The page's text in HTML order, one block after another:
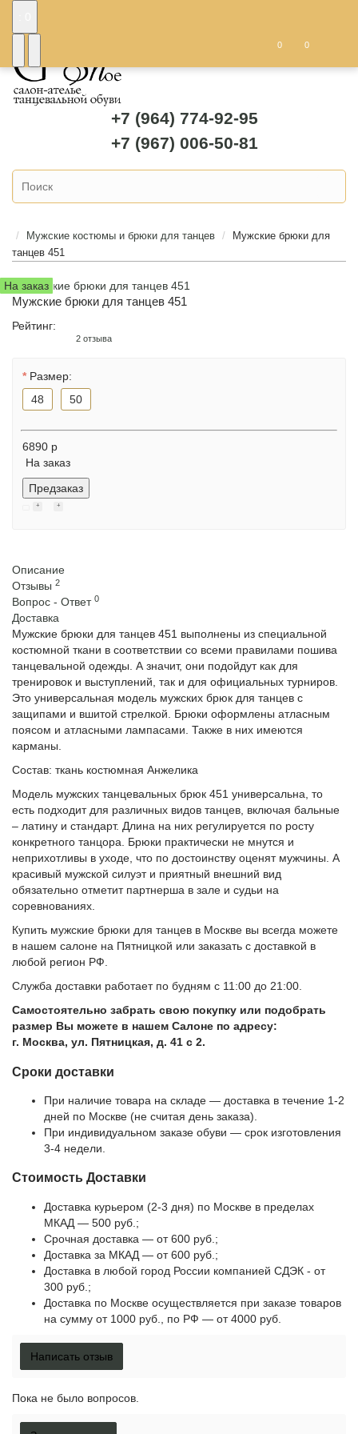
0 0
+7 (964) 774-92-95
+7 (967) 006-50-81
Мужские костюмы и брюки для танцев
Мужские брюки для
танцев 451
На заказ
Мужские брюки для танцев 451
Рейтинг:
2 отзыва
Размер:
48
50
6890 р
На заказ
Предзаказ
Описание
Отзывы 2
Вопрос - Ответ 0
Доставка
Мужские брюки для танцев 451 выполнены из специальной
костюмной ткани в соответствии со всеми правилами пошива
танцевальной одежды. А значит, они подойдут как для
тренировок и выступлений, так и для официальных турниров.
Это универсальная модель мужских брюк для танцев с
защипами и вшитой стрелкой. Брюки оформлены атласным
поясом и атласными лампасами. Также в них имеются
карманы.
Состав: ткань костюмная Анжелика
Модель мужских танцевальных брюк 451 универсальна, то
есть подходит для различных видов танцев, включая бальные
– латину и стандарт. Длина на них регулируется по росту
конкретного танцора. Брюки практически не мнутся и
неприхотливы в уходе, что по достоинству оценят мужчины. А
красивый мужской силуэт и приятный внешний вид
обязательно отметит партнерша в зале и судьи на
соревнованиях.
Купить мужские брюки для танцев в Москве вы всегда можете
в нашем салоне на Пятницкой или заказать с доставкой в
любой регион РФ.
Служба доставки работает по будням с 11:00 до 21:00.
Самостоятельно забрать свою покупку или подобрать
размер Вы можете в нашем Салоне по адресу:
г. Москва, ул. Пятницкая, д. 41 с 2.
Сроки доставки
При наличие товара на складе — доставка в течение 1-2
дней по Москве (не считая день заказа).
При индивидуальном заказе обуви — срок изготовления
3-4 недели.
Стоимость Доставки
Доставка курьером (2-3 дня) по Москве в пределах
МКАД — 500 руб.;
Срочная доставка — от 600 руб.;
Доставка за МКАД — от 600 руб.;
Доставка в любой город России компанией СДЭК - от
300 руб.;
Доставка по Москве осуществляется при заказе товаров
на сумму от 1000 руб., по РФ — от 4000 руб.
Написать отзыв
Пока не было вопросов.